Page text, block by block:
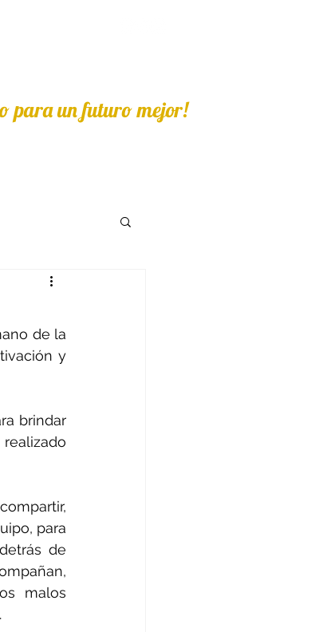
para un futuro mejor!
de la
y
brindar
para
de
malos